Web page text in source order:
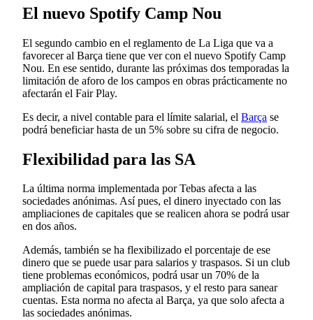
El nuevo Spotify Camp Nou
El segundo cambio en el reglamento de La Liga que va a
favorecer al Barça tiene que ver con el nuevo Spotify Camp
Nou. En ese sentido, durante las próximas dos temporadas la
limitación de aforo de los campos en obras prácticamente no
afectarán el Fair Play.
Es decir, a nivel contable para el límite salarial, el Barça se
podrá beneficiar hasta de un 5% sobre su cifra de negocio.
Flexibilidad para las SA
La última norma implementada por Tebas afecta a las
sociedades anónimas. Así pues, el dinero inyectado con las
ampliaciones de capitales que se realicen ahora se podrá usar
en dos años.
Además, también se ha flexibilizado el porcentaje de ese
dinero que se puede usar para salarios y traspasos. Si un club
tiene problemas económicos, podrá usar un 70% de la
ampliación de capital para traspasos, y el resto para sanear
cuentas. Esta norma no afecta al Barça, ya que solo afecta a
las sociedades anónimas.